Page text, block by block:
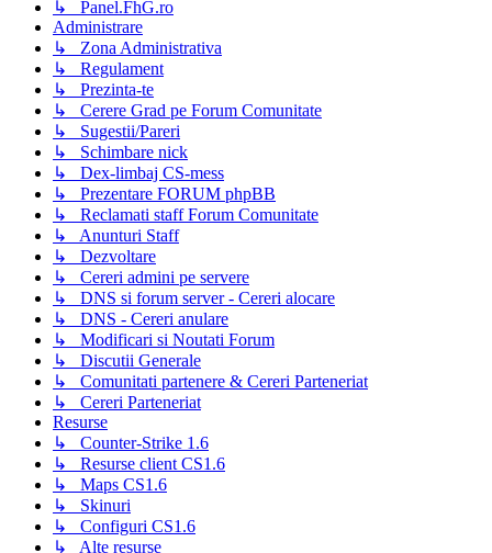
↳ Panel.FhG.ro
Administrare
↳ Zona Administrativa
↳ Regulament
↳ Prezinta-te
↳ Cerere Grad pe Forum Comunitate
↳ Sugestii/Pareri
↳ Schimbare nick
↳ Dex-limbaj CS-mess
↳ Prezentare FORUM phpBB
↳ Reclamati staff Forum Comunitate
↳ Anunturi Staff
↳ Dezvoltare
↳ Cereri admini pe servere
↳ DNS si forum server - Cereri alocare
↳ DNS - Cereri anulare
↳ Modificari si Noutati Forum
↳ Discutii Generale
↳ Comunitati partenere & Cereri Parteneriat
↳ Cereri Parteneriat
Resurse
↳ Counter-Strike 1.6
↳ Resurse client CS1.6
↳ Maps CS1.6
↳ Skinuri
↳ Configuri CS1.6
↳ Alte resurse